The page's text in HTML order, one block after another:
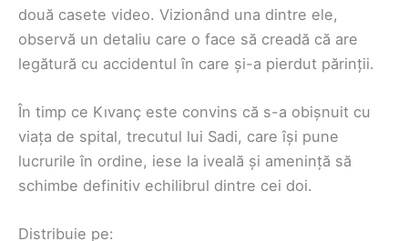
două casete video. Vizionând una dintre ele,
observă un detaliu care o face să creadă că are
legătură cu accidentul în care și-a pierdut părinții.
În timp ce Kıvanç este convins că s-a obișnuit cu
viața de spital, trecutul lui Sadi, care își pune
lucrurile în ordine, iese la iveală și amenință să
schimbe definitiv echilibrul dintre cei doi.
Distribuie pe: